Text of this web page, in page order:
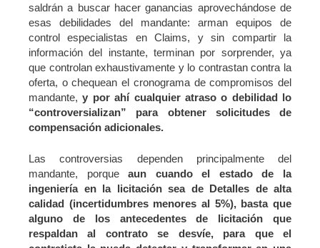
saldrán a buscar hacer ganancias aprovechándose de
esas debilidades del mandante: arman equipos de
control especialistas en Claims, y sin compartir la
información del instante, terminan por sorprender, ya
que controlan exhaustivamente y lo contrastan contra la
oferta, o chequean el cronograma de compromisos del
mandante, y por ahí cualquier atraso o debilidad lo
“controversializan” para obtener solicitudes de
compensación adicionales.
Las controversias dependen principalmente del
mandante, porqueaun cuando el estado de la
ingeniería en la licitación sea de Detalles de alta
calidad (incertidumbres menores al 5%), basta que
alguno de los antecedentes de licitación que
respaldan al contrato se desvíe, para que el